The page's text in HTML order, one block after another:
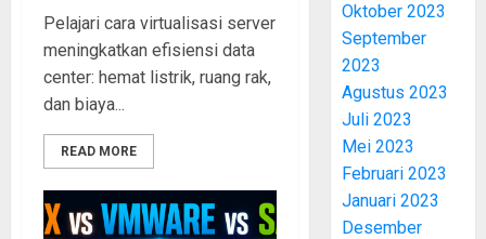
Pelajari cara virtualisasi server
meningkatkan efisiensi data
center: hemat listrik, ruang rak,
dan biaya...
READ MORE
Oktober 2023
September
2023
Agustus 2023
Juli 2023
Mei 2023
Februari 2023
Januari 2023
Desember